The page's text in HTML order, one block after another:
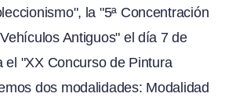
la "5ª Concentración
Antiguos" el día 7 de
el "XX Concurso de Pintura
dos modalidades: Modalidad